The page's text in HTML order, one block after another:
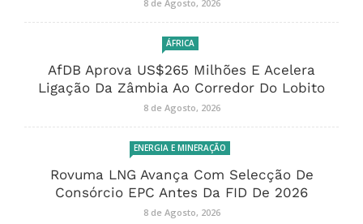
8 de Agosto, 2026
ÁFRICA
AfDB Aprova US$265 Milhões E Acelera
Ligação Da Zâmbia Ao Corredor Do Lobito
8 de Agosto, 2026
ENERGIA E MINERAÇÃO
Rovuma LNG Avança Com Selecção De
Consórcio EPC Antes Da FID De 2026
8 de Agosto, 2026